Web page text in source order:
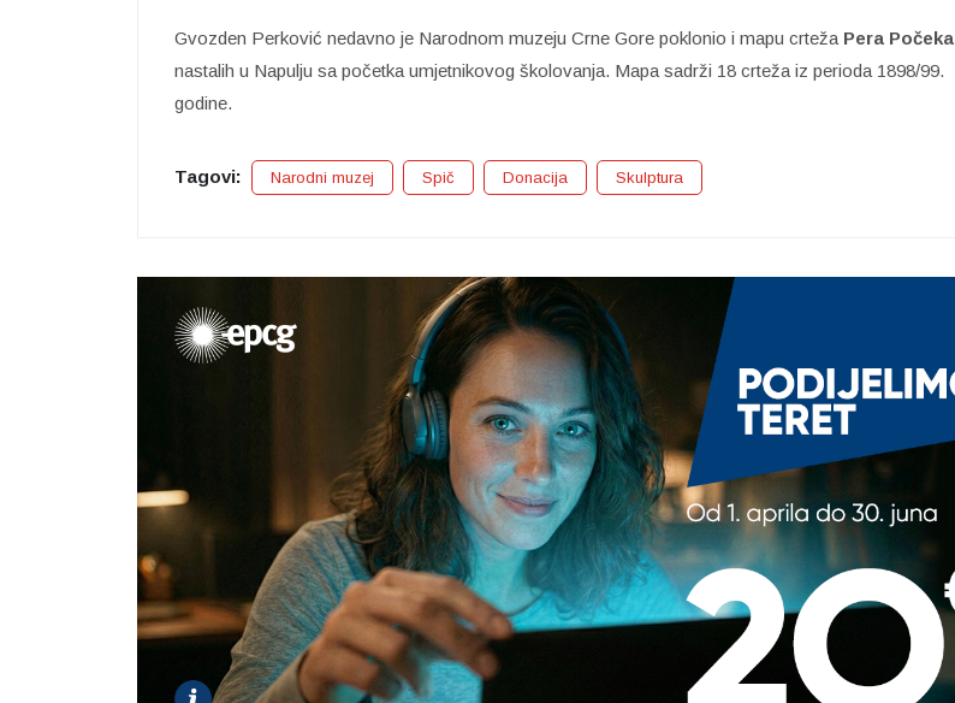
Gvozden Perković nedavno je Narodnom muzeju Crne Gore poklonio i mapu crteža Pera Počeka
nastalih u Napulju sa početka umjetnikovog školovanja. Mapa sadrži 18 crteža iz perioda 1898/99.
godine.
Tagovi: Narodni muzej Spič Donacija Skulptura